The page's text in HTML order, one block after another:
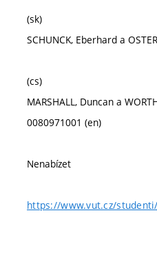
(sk)
SCHUNCK, Eberhard a
(cs)
MARSHALL, Duncan a
0080971001 (en)
Nenabízet
https://www.vut.cz/